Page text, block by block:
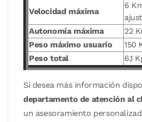
Velocidad máxima
6
Autonomía máxima
22
Peso máximo usuario
150
Peso total
6,1
Si desea más información
departamento de atención al
un asesoramiento